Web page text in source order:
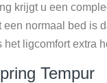
krijgt u een
een normaal bed is
het ligcomfort extra
Tempur